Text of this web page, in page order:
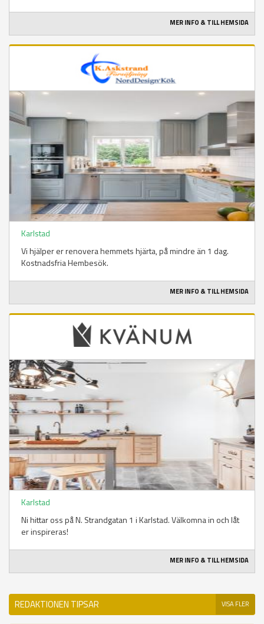
MER INFO & TILL HEMSIDA
Karlstad
Vi hjälper er renovera hemmets hjärta, på mindre än 1 dag.
Kostnadsfria Hembesök.
MER INFO & TILL HEMSIDA
Karlstad
Ni hittar oss på N. Strandgatan 1 i Karlstad. Välkomna in och låt
er inspireras!
MER INFO & TILL HEMSIDA
REDAKTIONEN TIPSAR VISA FLER